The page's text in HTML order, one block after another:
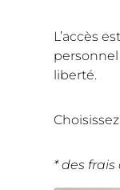
L’accès
liberté.
* des